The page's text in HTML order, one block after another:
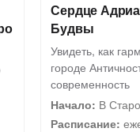
Сердце
Будвы
Увидеть, как
городе
современность
Начало: В
Расписание: